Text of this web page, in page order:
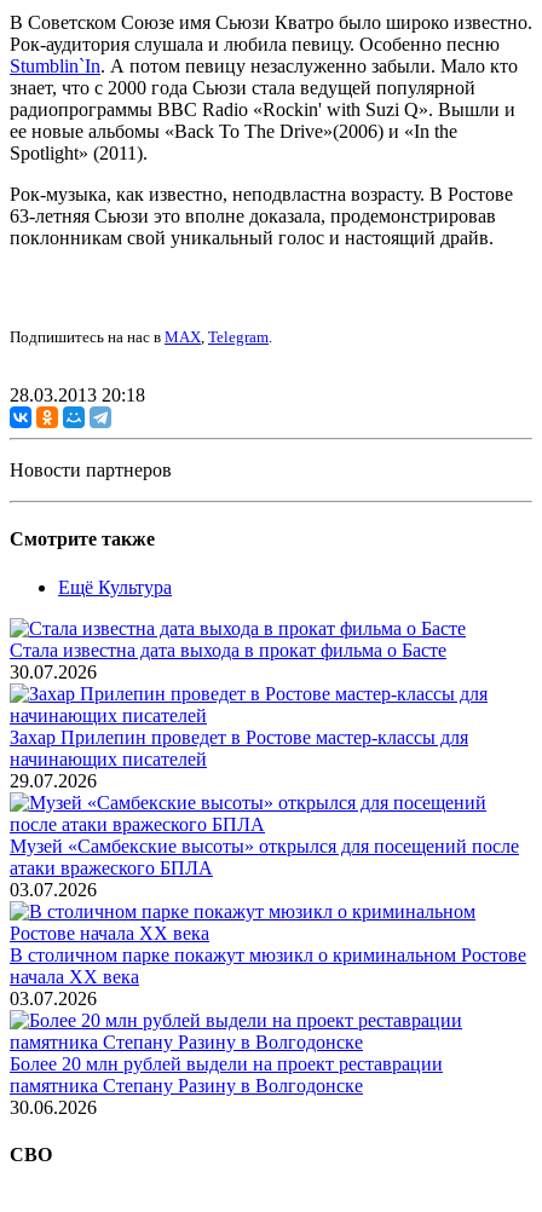
В Советском Союзе имя Сьюзи Кватро было широко известно.
Рок-аудитория слушала и любила певицу. Особенно песню
Stumblin`In. А потом певицу незаслуженно забыли. Мало кто
знает, что с 2000 года Сьюзи стала ведущей популярной
радиопрограммы BBC Radio «Rockin' with Suzi Q». Вышли и
ее новые альбомы «Back To The Drive»(2006) и «In the
Spotlight» (2011).
Рок-музыка, как известно, неподвластна возрасту. В Ростове
63-летняя Сьюзи это вполне доказала, продемонстрировав
поклонникам свой уникальный голос и настоящий драйв.
Подпишитесь на нас в MAX, Telegram.
28.03.2013 20:18
Новости партнеров
Смотрите также
Ещё Культура
Стала известна дата выхода в прокат фильма о Басте
30.07.2026
Захар Прилепин проведет в Ростове мастер-классы для
начинающих писателей
29.07.2026
Музей «Самбекские высоты» открылся для посещений после
атаки вражеского БПЛА
03.07.2026
В столичном парке покажут мюзикл о криминальном Ростове
начала ХХ века
03.07.2026
Более 20 млн рублей выдели на проект реставрации
памятника Степану Разину в Волгодонске
30.06.2026
СВО